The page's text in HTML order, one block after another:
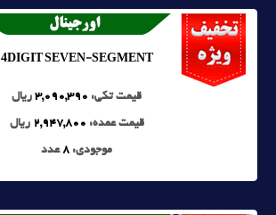
4DIGIT SEVEN-SEGMENT
قیمت تکی: 3,090,390 ریال
قیمت عمده: 2,947,800 ریال
موجودی: 8عدد